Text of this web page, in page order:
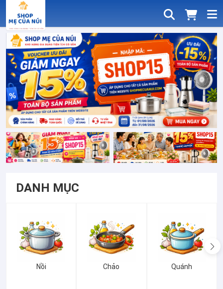
Shop Mẹ Của Núi - Mua Sắm
DANH MỤC
Nồi Chảo Quánh